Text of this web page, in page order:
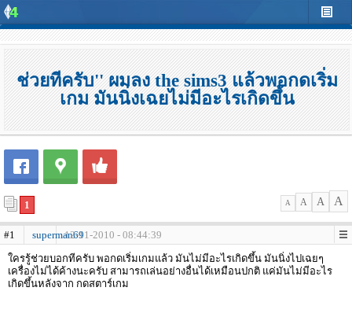
ช่วยทีครับ'' ผมลง the sims3 แล้วพอกดเริ่ม
เกม มันนิ่งเฉยไม่มีอะไรเกิดขึ้น
1 A A A A
#1 superman6912-11-2010 - 08:44:39
ใครรู้ช่วยบอกทีครับ พอกดเริ่มเกมแล้ว มันไม่มีอะไรเกิดขึ้น มันนิ่งไปเฉยๆ
เครื่องไม่ได้ค้างนะครับ สามารถเล่นอย่างอื่นได้เหมือนปกติ แค่มันไม่มีอะไร
เกิดขึ้นหลังจาก กดสตาร์เกม